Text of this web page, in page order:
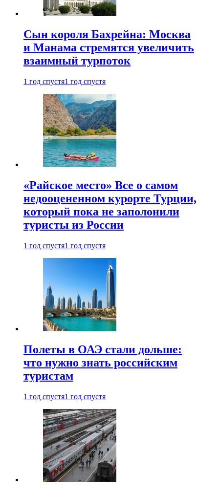
Сын короля Бахрейна: Москва
и Манама стремятся увеличить
взаимный турпоток
1 год спустя1 год спустя
«Райское место» Все о самом
недооцененном курорте Турции,
который пока не заполонили
туристы из России
1 год спустя1 год спустя
Полеты в ОАЭ стали дольше:
что нужно знать российским
туристам
1 год спустя1 год спустя